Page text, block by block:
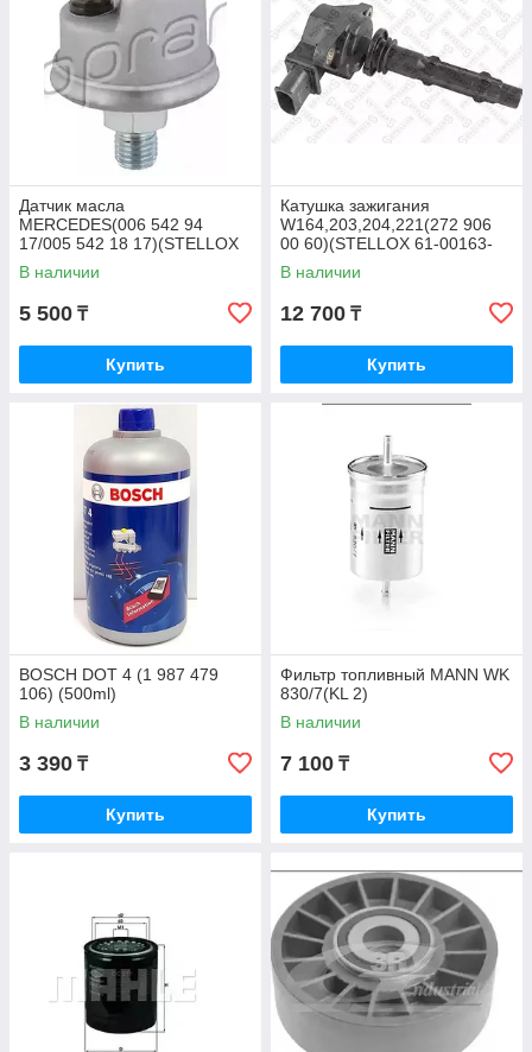
Датчик масла
MERCEDES(006 542 94
17/005 542 18 17)(STELLOX
06-08018-SX)
В наличии
5 500 ₸
Купить
Катушка зажигания
W164,203,204,221(272 906
00 60)(STELLOX 61-00163-
SX)
В наличии
12 700 ₸
Купить
BOSCH DOT 4 (1 987 479
106) (500ml)
В наличии
3 390 ₸
Купить
Фильтр топливный MANN WK
830/7(KL 2)
В наличии
7 100 ₸
Купить